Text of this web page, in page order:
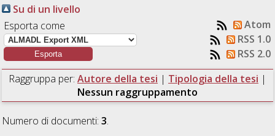
Su di un livello
Esporta come
Atom
RSS 1.0
RSS 2.0
Raggruppa per: Autore della tesi | Tipologia della tesi |
Nessun raggruppamento
Numero di documenti:3.